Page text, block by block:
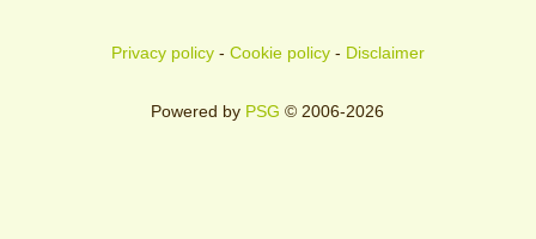
Privacy policy- Cookie policy- Disclaimer
Powered by PSG © 2006-2026